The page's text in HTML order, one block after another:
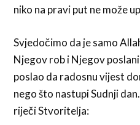
niko na pravi put ne može
Svjedočimo da je samo
Njegov rob i Njegov
poslao da radosnu vijest
nego što nastupi Sudnji
riječi Stvoritelja: